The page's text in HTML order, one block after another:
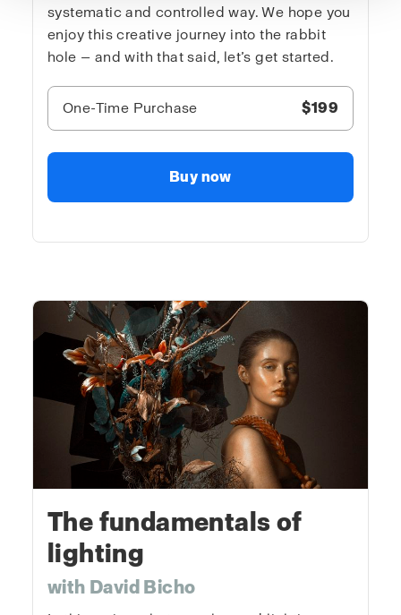
systematic and controlled way. We hope you
enjoy this creative journey into the rabbit
hole — and with that said, let’s get started.
One-Time Purchase $199
Buy now
The fundamentals of
lighting
with David Bicho